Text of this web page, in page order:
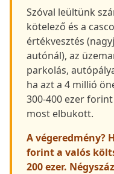
Szóval leültünk
kötelező és a
értékvesztés
autónál), az
parkolás,
ha azt a 4 millió
300-400 ezer
most elbukott.
A végeredmény?
forinta valós
200 ezer.